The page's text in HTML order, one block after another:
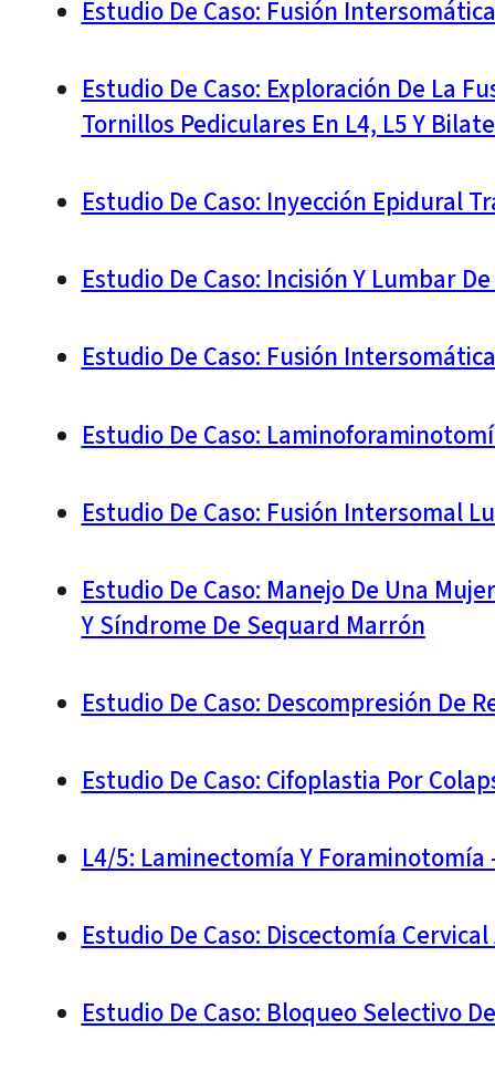
Estudio De Caso: Fusión
Estudio De Caso: Exploración De La
Tornillos Pediculares En L4, L5 Y
Estudio De Caso: Inyección Epidural
Estudio De Caso: Incisión Y Lumbar
Estudio De Caso: Fusión
Estudio De Caso:
Estudio De Caso: Fusión Intersomal
Estudio De Caso: Manejo De Una
Y Síndrome De Sequard Marrón
Estudio De Caso: Descompresión De
Estudio De Caso: Cifoplastia Por
L4/5: Laminectomía Y
Estudio De Caso: Discectomía
Estudio De Caso: Bloqueo Selectivo